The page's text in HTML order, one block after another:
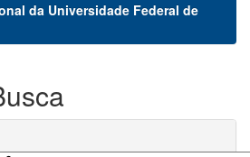
da Universidade Federal de